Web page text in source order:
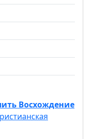
Восхождение